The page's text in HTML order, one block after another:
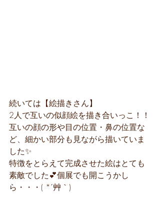
続いては【絵描きさん】
2人で互いの似顔絵を描き合いっこ！！
互いの顔の形や目の位置・鼻の位置な
ど、細かい部分も見ながら描いていま
した✨
特徴をとらえて完成させた絵はとても
素敵でした💕個展でも開こうかし
ら・・・( *´艸｀)